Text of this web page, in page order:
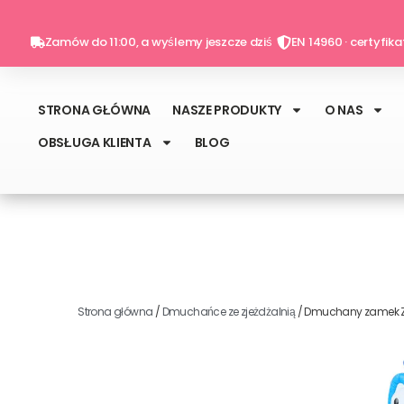
treści Zamów do 11:00, a wyślemy jeszcze dziś EN 14960 ·
STRONA GŁÓWNA NASZE PRODUKTY
O NAS
OBSŁUGA KLIENTA
BLOG
Strona główna /Dmuchańce ze zjeżdżalnią/ Dmuchany zamek